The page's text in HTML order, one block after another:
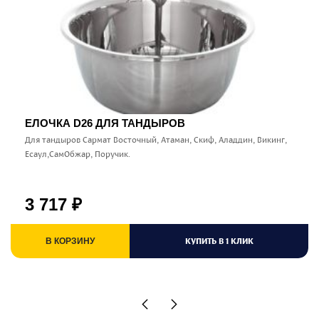
ЕЛОЧКА D26 ДЛЯ ТАНДЫРОВ
Для тандыров Сармат Восточный, Атаман, Скиф, Аладдин, Викинг,
Есаул,СамОбжар, Поручик.
3 717 ₽
В КОРЗИНУ КУПИТЬ В 1 КЛИК